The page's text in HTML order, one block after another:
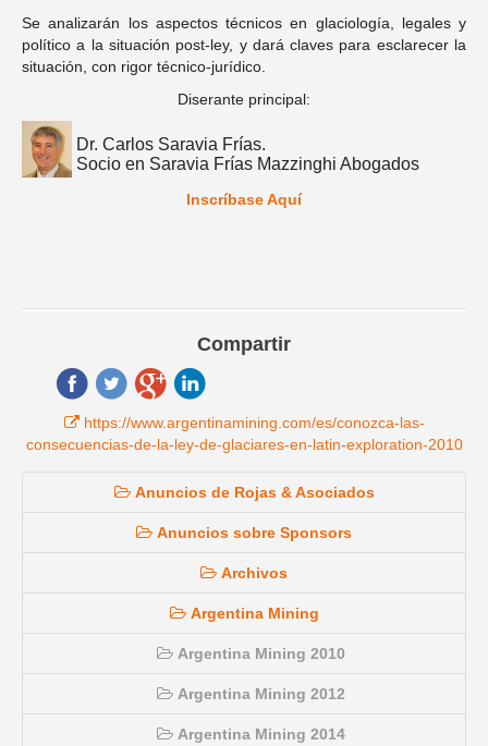
Se analizarán los aspectos técnicos en glaciología, legales y
político a la situación post-ley, y dará claves para esclarecer la
situación, con rigor técnico-jurídico.
Diserante principal:
Dr. Carlos Saravia Frías.
Socio en Saravia Frías Mazzinghi Abogados
Inscríbase Aquí
Compartir
https://www.argentinamining.com/es/conozca-las-
consecuencias-de-la-ley-de-glaciares-en-latin-exploration-2010
Anuncios de Rojas & Asociados
Anuncios sobre Sponsors
Archivos
Argentina Mining
Argentina Mining 2010
Argentina Mining 2012
Argentina Mining 2014